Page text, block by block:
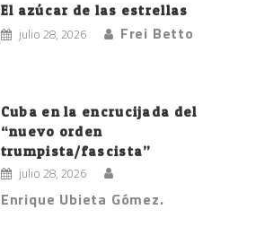
El azúcar de las estrellas
julio 28, 2026 Frei Betto
Cuba en la encrucijada del
“nuevo orden
trumpista/fascista”
julio 28, 2026
Enrique Ubieta Gómez.